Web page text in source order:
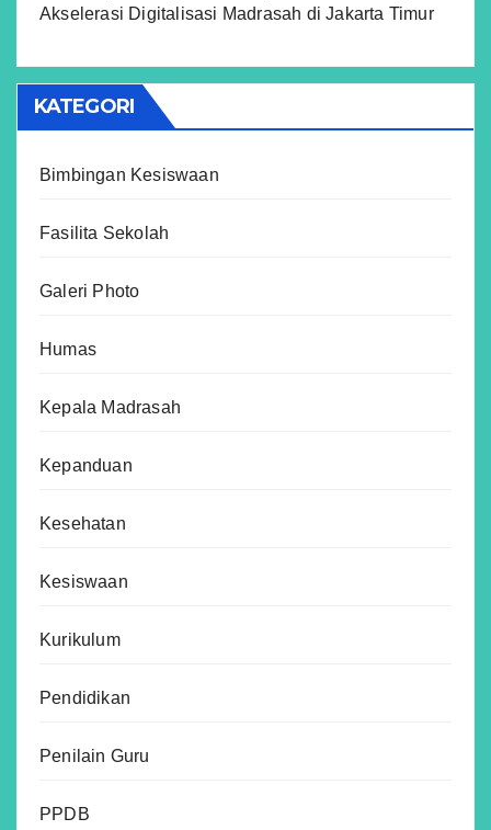
Akselerasi Digitalisasi Madrasah di Jakarta Timur
KATEGORI
Bimbingan Kesiswaan
Fasilita Sekolah
Galeri Photo
Humas
Kepala Madrasah
Kepanduan
Kesehatan
Kesiswaan
Kurikulum
Pendidikan
Penilain Guru
PPDB